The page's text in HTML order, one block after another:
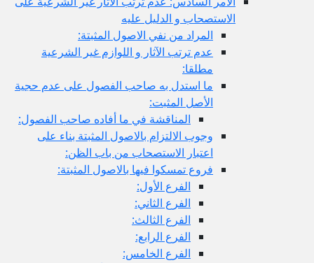
الاستصحاب و الدليل عليه
المراد من نفي الاصول المثبتة:
عدم ترتب الآثار و اللوازم غير الشرعية
مطلقا:
ما استدل به صاحب الفصول على عدم حجية
الأصل المثبت:
المناقشة في ما أفاده صاحب الفصول:
وجوب الالتزام بالاصول المثبتة بناء على
اعتبار الاستصحاب من باب الظن:
فروع تمسكوا فيها بالاصول المثبتة:
الفرع الأول:
الفرع الثاني:
الفرع الثالث:
الفرع الرابع:
الفرع الخامس: